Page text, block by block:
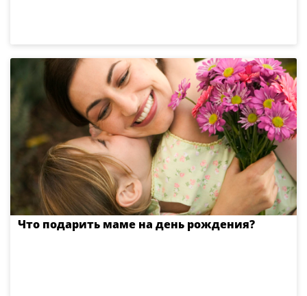
Что подарить маме на день рождения?